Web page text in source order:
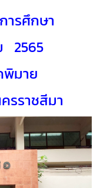
ารศึกษา
2565
มาย
รราชสีมา